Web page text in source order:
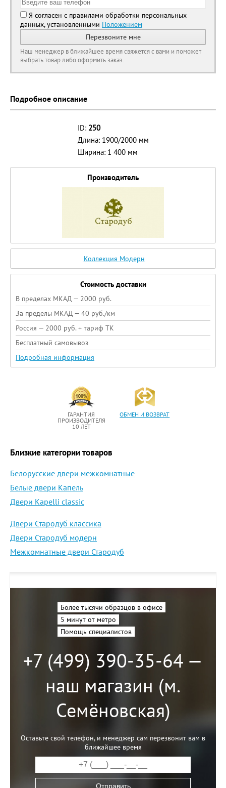
Я согласен с правилами обработки персональных
данных, установленными Положением
Перезвоните мне
Наш менеджер в ближайшее время свяжется с вами и поможет
выбрать товар либо оформить заказ.
Подробное описание
ID: 250
Длина: 1900/2000 мм
Ширина: 1 400 мм
Производитель
Коллекция Модерн
Стоимость доставки
В пределах МКАД — 2000 руб.
За пределы МКАД — 40 руб./км
Россия — 2000 руб. + тариф ТК
Бесплатный самовывоз
Подробная информация
ГАРАНТИЯ
ПРОИЗВОДИТЕЛЯ
10 ЛЕТ
ОБМЕН И ВОЗВРАТ
Близкие категории товаров
Белорусские двери межкомнатные
Белые двери Капель
Двери Kapelli classic
Двери Стародуб классика
Двери Стародуб модерн
Межкомнатные двери Стародуб
Более тысячи образцов в офисе
5 минут от метро
Помощь специалистов
+7 (499) 390-35-64 —
наш магазин (м.
Семёновская)
Оставьте свой телефон, и менеджер сам перезвонит вам в
ближайшее время
Отправить